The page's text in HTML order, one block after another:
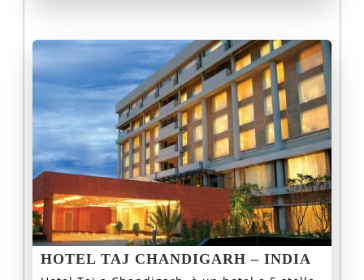
HOTEL TAJ CHANDIGARH – INDIA